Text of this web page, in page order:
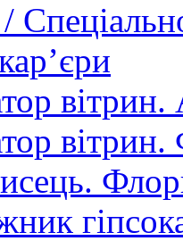
вітрин.
вітрин.